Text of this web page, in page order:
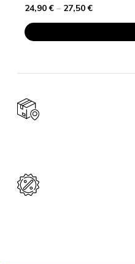
24,90€ – 27,50€Price
through
This
Product
Has
The
Be
Chosen
On